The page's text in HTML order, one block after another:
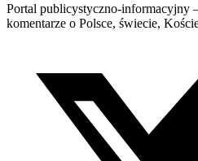
Portal publicystyczno-informacyjny
komentarze o Polsce, świecie,